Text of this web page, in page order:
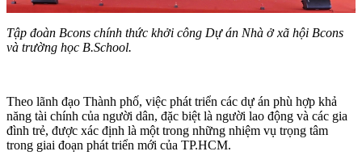
Tập đoàn Bcons chính thức khởi công Dự án Nhà ở xã hội Bcons
và trường học B.School.
Theo lãnh đạo Thành phố, việc phát triển các dự án phù hợp khả
năng tài chính của người dân, đặc biệt là người lao động và các gia
đình trẻ, được xác định là một trong những nhiệm vụ trọng tâm
trong giai đoạn phát triển mới của TP.HCM.